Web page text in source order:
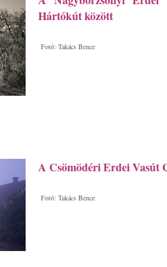
Hártókút között
Fotó: Takács Bence
A Csömödéri Erdei Vasút
Fotó: Takács Bence